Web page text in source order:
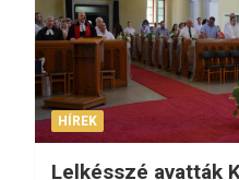
HÍREK
Lelkésszé avatták